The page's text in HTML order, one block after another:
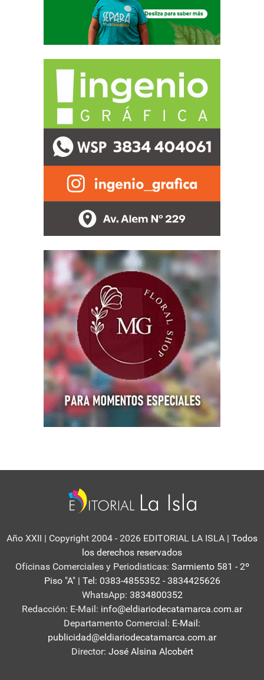
Año XXII | Copyright 2004 - 2026 EDITORIAL LA ISLA | Todos
los derechos reservados
Oficinas Comerciales y Periodisticas: Sarmiento 581 - 2º
Piso "A" | Tel: 0383-4855352 - 3834425626
WhatsApp: 3834800352
Redacción: E-Mail: info@eldiariodecatamarca.com.ar
Departamento Comercial: E-Mail:
publicidad@eldiariodecatamarca.com.ar
Director: José Alsina Alcobért